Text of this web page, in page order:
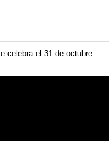
celebra el 31 de octubre